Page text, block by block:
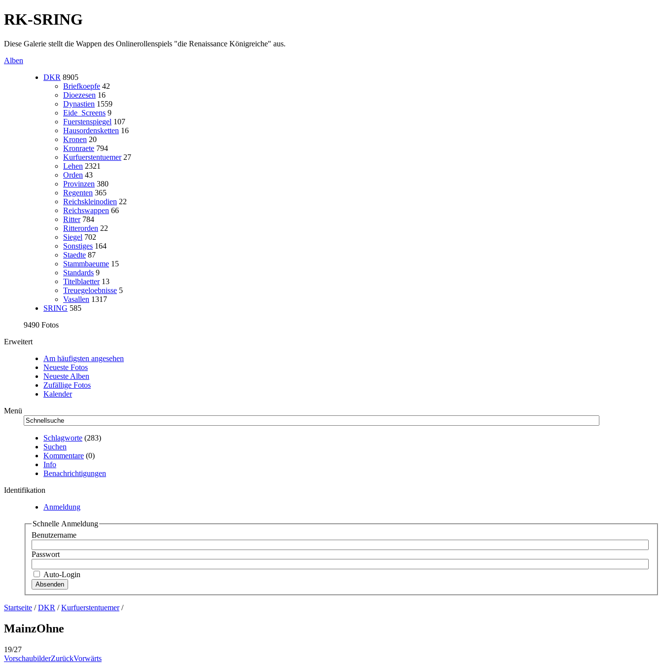
RK-SRING
Diese Galerie stellt die Wappen des Onlinerollenspiels "die Renaissance Königreiche" aus.
Alben
DKR 8905
Briefkoepfe 42
Dioezesen 16
Dynastien 1559
Eide_Screens 9
Fuerstenspiegel 107
Hausordensketten 16
Kronen 20
Kronraete 794
Kurfuerstentuemer 27
Lehen 2321
Orden 43
Provinzen 380
Regenten 365
Reichskleinodien 22
Reichswappen 66
Ritter 784
Ritterorden 22
Siegel 702
Sonstiges 164
Staedte 87
Stammbaeume 15
Standards 9
Titelblaetter 13
Treuegeloebnisse 5
Vasallen 1317
SRING 585
9490 Fotos
Erweitert
Am häufigsten angesehen
Neueste Fotos
Neueste Alben
Zufällige Fotos
Kalender
Menü
Schlagworte (283)
Suchen
Kommentare (0)
Info
Benachrichtigungen
Identifikation
Anmeldung
Schnelle Anmeldung
Benutzername
Passwort
Auto-Login
Startseite /DKR /Kurfuerstentuemer/
MainzOhne
19/27
VorschaubilderZurückVorwärts